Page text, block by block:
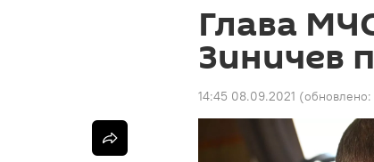
Глава
Зиничев
14:45 08.09.2021 (обновлено: